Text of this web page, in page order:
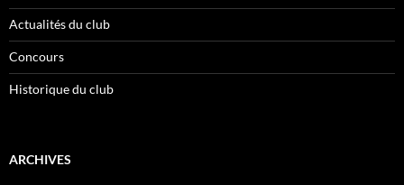
Actualités du club
Concours
Historique du club
ARCHIVES